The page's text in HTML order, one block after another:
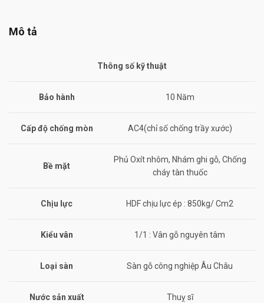
Mô tả
Thông số kỹ thuật
Bảo hành 10 Năm
Cấp độ chống mòn AC4(chỉ số chống trầy xước)
Bề mặt
Phủ Oxít nhôm, Nhám ghi gỗ, Chống
cháy tàn thuốc
Chịu lực HDF chịu lực ép : 850kg/ Cm2
Kiểu vân 1/1 : Vân gỗ nguyên tâm
Loại sàn Sàn gỗ công nghiệp Âu Châu
Nước sản xuất Thuỵ sĩ